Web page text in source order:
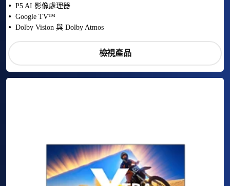
P5 AI 影像處理器
Google TV™
Dolby Vision 與 Dolby Atmos
檢視產品